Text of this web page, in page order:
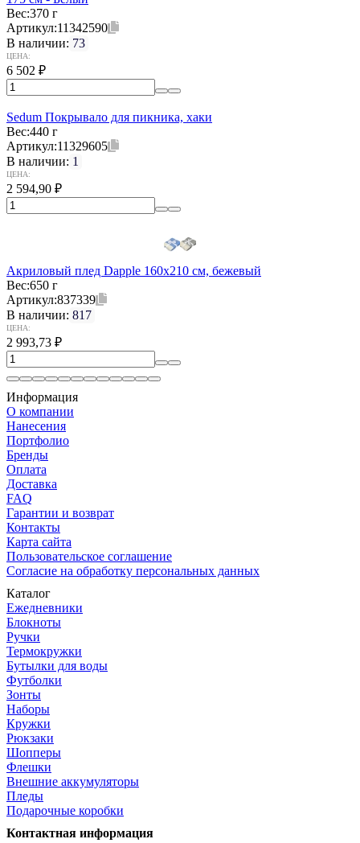
Вес:370 г
Артикул:11342590
В наличии: 73
ЦЕНА:
6 502 ₽
Sedum Покрывало для пикника, хаки
Вес:440 г
Артикул:11329605
В наличии: 1
ЦЕНА:
2 594,90 ₽
Акриловый плед Dapple 160x210 см, бежевый
Вес:650 г
Артикул:837339
В наличии: 817
ЦЕНА:
2 993,73 ₽
Информация
О компании
Нанесения
Портфолио
Бренды
Оплата
Доставка
FAQ
Гарантии и возврат
Контакты
Карта сайта
Пользовательское соглашение
Согласие на обработку персональных данных
Каталог
Ежедневники
Блокноты
Ручки
Термокружки
Бутылки для воды
Футболки
Зонты
Наборы
Кружки
Рюкзаки
Шопперы
Флешки
Внешние аккумуляторы
Пледы
Подарочные коробки
Контактная информация